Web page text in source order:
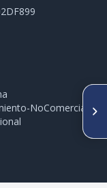
ARTÍCULO
de genes de
en aislados
NoComercial-